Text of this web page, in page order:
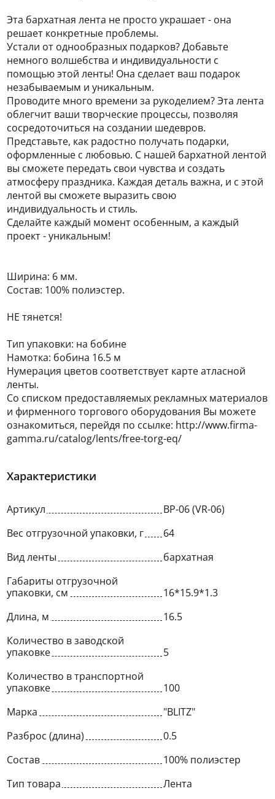
Эта бархатная лента не просто украшает - она
решает конкретные проблемы.
Устали от однообразных подарков? Добавьте
немного волшебства и индивидуальности с
помощью этой ленты! Она сделает ваш подарок
незабываемым и уникальным.
Проводите много времени за рукоделием? Эта лента
облегчит ваши творческие процессы, позволяя
сосредоточиться на создании шедевров.
Представьте, как радостно получать подарки,
оформленные с любовью. С нашей бархатной лентой
вы сможете передать свои чувства и создать
атмосферу праздника. Каждая деталь важна, и с этой
лентой вы сможете выразить свою
индивидуальность и стиль.
Сделайте каждый момент особенным, а каждый
проект - уникальным!
Ширина: 6 мм.
Состав: 100% полиэстер.
НЕ тянется!
Тип упаковки: на бобине
Намотка: бобина 16.5 м
Нумерация цветов соответствует карте атласной
ленты.
Со списком предоставляемых рекламных материалов
и фирменного торгового оборудования Вы можете
ознакомиться, перейдя по ссылке: http://www.firma-
gamma.ru/catalog/lents/free-torg-eq/
Характеристики
Артикул
ВР-06 (VR-06)
Вес отгрузочной упаковки, г
64
Вид ленты
бархатная
Габариты отгрузочной
упаковки, см
16*15.9*1.3
Длина, м
16.5
Количество в заводской
упаковке
5
Количество в транспортной
упаковке
100
Марка
"BLITZ"
Разброс (длина)
0.5
Состав
100% полиэстер
Тип товара
Лента